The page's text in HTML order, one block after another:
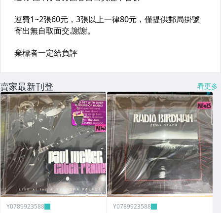
賣家最新刊登 看更多
Y0789923588 Y0789923588